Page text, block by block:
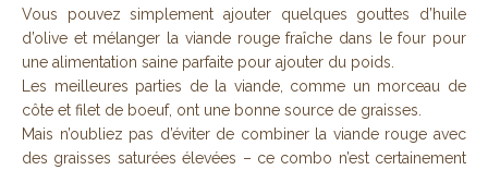
Vous pouvez simplement ajouter quelques gouttes d’huile
d’olive et mélanger la viande rouge fraîche dans le four pour
une alimentation saine parfaite pour ajouter du poids.
Les meilleures parties de la viande, comme un morceau de
côte et filet de boeuf, ont une bonne source de graisses.
Mais n’oubliez pas d’éviter de combiner la viande rouge avec
des graisses saturées élevées – ce combo n’est certainement